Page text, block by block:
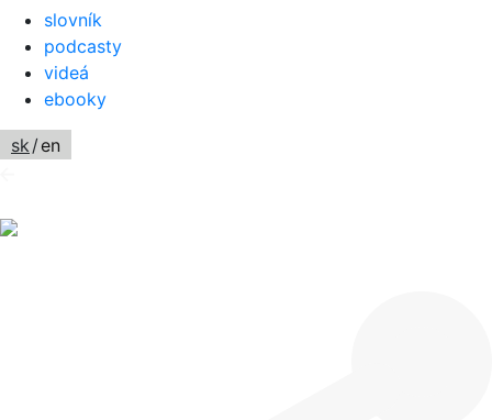
slovník
podcasty
videá
ebooky
sk/en